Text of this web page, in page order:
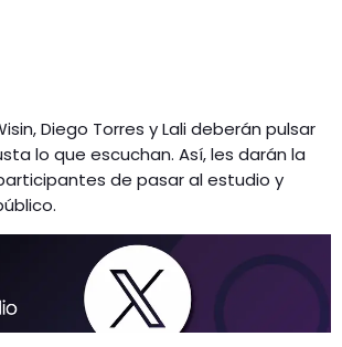
Diego Torres y Lali deberán pulsar
lo que escuchan. Así, les darán la
de pasar al estudio y